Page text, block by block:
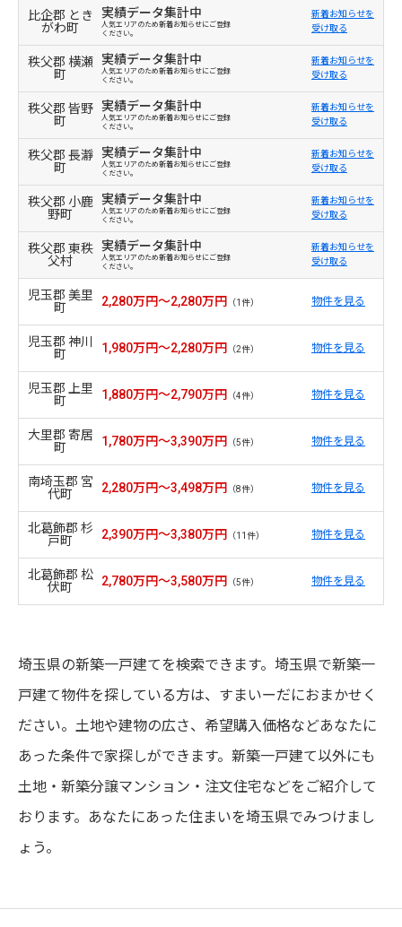
比企郡 とき
がわ町
実績データ集計中
人気エリアのため新着お知らせにご登録
ください。
新着お知らせを
受け取る
秩父郡 横瀬
町
実績データ集計中
人気エリアのため新着お知らせにご登録
ください。
新着お知らせを
受け取る
秩父郡 皆野
町
実績データ集計中
人気エリアのため新着お知らせにご登録
ください。
新着お知らせを
受け取る
秩父郡 長瀞
町
実績データ集計中
人気エリアのため新着お知らせにご登録
ください。
新着お知らせを
受け取る
秩父郡 小鹿
野町
実績データ集計中
人気エリアのため新着お知らせにご登録
ください。
新着お知らせを
受け取る
秩父郡 東秩
父村
実績データ集計中
人気エリアのため新着お知らせにご登録
ください。
新着お知らせを
受け取る
児玉郡 美里
町
2,280万円～2,280万円 （1件） 物件を見る
児玉郡 神川
町
1,980万円～2,280万円 （2件） 物件を見る
児玉郡 上里
町
1,880万円～2,790万円 （4件） 物件を見る
大里郡 寄居
町
1,780万円～3,390万円 （5件） 物件を見る
南埼玉郡 宮
代町
2,280万円～3,498万円 （8件） 物件を見る
北葛飾郡 杉
戸町
2,390万円～3,380万円 （11件） 物件を見る
北葛飾郡 松
伏町
2,780万円～3,580万円 （5件） 物件を見る
埼玉県の新築一戸建てを検索できます。埼玉県で新築一
戸建て物件を探している方は、すまいーだにおまかせく
ださい。土地や建物の広さ、希望購入価格などあなたに
あった条件で家探しができます。新築一戸建て以外にも
土地・新築分譲マンション・注文住宅などをご紹介して
おります。あなたにあった住まいを埼玉県でみつけまし
ょう。